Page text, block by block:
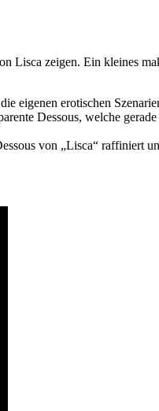
zeigen. Ein kleines
eigenen erotischen
Dessous, welche
von „Lisca“ raffiniert